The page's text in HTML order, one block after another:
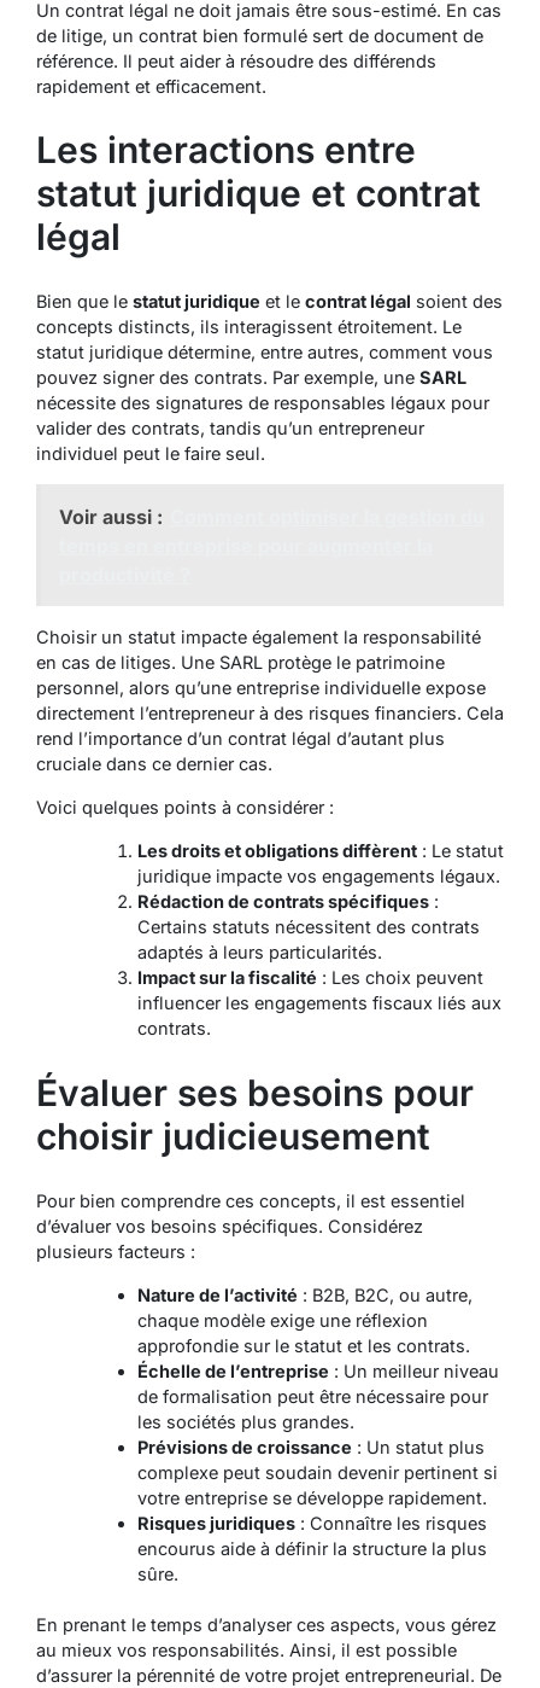
Un contrat légal ne doit jamais être sous-estimé. En cas
de litige, un contrat bien formulé sert de document de
référence. Il peut aider à résoudre des différends
rapidement et efficacement.
Les interactions entre
statut juridique et contrat
légal
Bien que le statut juridique et le contrat légal soient des
concepts distincts, ils interagissent étroitement. Le
statut juridique détermine, entre autres, comment vous
pouvez signer des contrats. Par exemple, une SARL
nécessite des signatures de responsables légaux pour
valider des contrats, tandis qu’un entrepreneur
individuel peut le faire seul.
Voir aussi :
Choisir un statut impacte également la responsabilité
en cas de litiges. Une SARL protège le patrimoine
personnel, alors qu’une entreprise individuelle expose
directement l’entrepreneur à des risques financiers. Cela
rend l’importance d’un contrat légal d’autant plus
cruciale dans ce dernier cas.
Voici quelques points à considérer :
Les droits et obligations diffèrent: Le statut
juridique impacte vos engagements légaux.
Rédaction de contrats spécifiques:
Certains statuts nécessitent des contrats
adaptés à leurs particularités.
Impact sur la fiscalité : Les choix peuvent
influencer les engagements fiscaux liés aux
contrats.
Évaluer ses besoins pour
choisir judicieusement
Pour bien comprendre ces concepts, il est essentiel
d’évaluer vos besoins spécifiques. Considérez
plusieurs facteurs :
Nature de l’activité : B2B, B2C, ou autre,
chaque modèle exige une réflexion
approfondie sur le statut et les contrats.
Échelle de l’entreprise : Un meilleur niveau
de formalisation peut être nécessaire pour
les sociétés plus grandes.
Prévisions de croissance : Un statut plus
complexe peut soudain devenir pertinent si
votre entreprise se développe rapidement.
Risques juridiques: Connaître les risques
encourus aide à définir la structure la plus
sûre.
En prenant le temps d’analyser ces aspects, vous gérez
au mieux vos responsabilités. Ainsi, il est possible
d’assurer la pérennité de votre projet entrepreneurial. De